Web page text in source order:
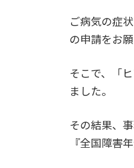
ご病気の症
の申請をお
そこで、「
ました。
その結果、
『全国障害